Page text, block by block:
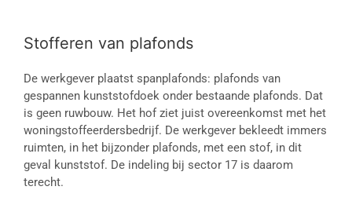
Stofferen van plafonds
De werkgever plaatst spanplafonds: plafonds van
gespannen kunststofdoek onder bestaande plafonds. Dat
is geen ruwbouw. Het hof ziet juist overeenkomst met het
woningstoffeerdersbedrijf. De werkgever bekleedt immers
ruimten, in het bijzonder plafonds, met een stof, in dit
geval kunststof. De indeling bij sector 17 is daarom
terecht.